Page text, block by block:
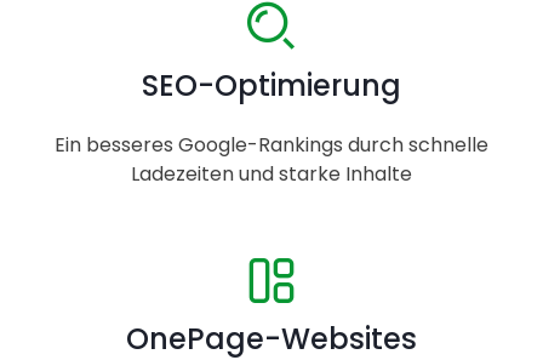
SEO-Optimierung
Ein besseres Google-Rankings durch schnelle
Ladezeiten und starke Inhalte
OnePage-Websites